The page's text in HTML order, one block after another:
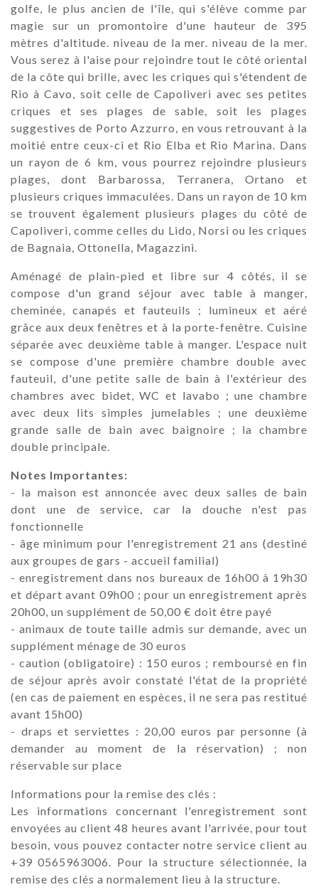
golfe, le plus ancien de l'île, qui s'élève comme par
magie sur un promontoire d'une hauteur de 395
mètres d'altitude. niveau de la mer. niveau de la mer.
Vous serez à l'aise pour rejoindre tout le côté oriental
de la côte qui brille, avec les criques qui s'étendent de
Rio à Cavo, soit celle de Capoliveri avec ses petites
criques et ses plages de sable, soit les plages
suggestives de Porto Azzurro, en vous retrouvant à la
moitié entre ceux-ci et Rio Elba et Rio Marina. Dans
un rayon de 6 km, vous pourrez rejoindre plusieurs
plages, dont Barbarossa, Terranera, Ortano et
plusieurs criques immaculées. Dans un rayon de 10 km
se trouvent également plusieurs plages du côté de
Capoliveri, comme celles du Lido, Norsi ou les criques
de Bagnaia, Ottonella, Magazzini.
Aménagé de plain-pied et libre sur 4 côtés, il se
compose d'un grand séjour avec table à manger,
cheminée, canapés et fauteuils ; lumineux et aéré
grâce aux deux fenêtres et à la porte-fenêtre. Cuisine
séparée avec deuxième table à manger. L'espace nuit
se compose d'une première chambre double avec
fauteuil, d'une petite salle de bain à l'extérieur des
chambres avec bidet, WC et lavabo ; une chambre
avec deux lits simples jumelables ; une deuxième
grande salle de bain avec baignoire ; la chambre
double principale.
Notes Importantes:
- la maison est annoncée avec deux salles de bain
dont une de service, car la douche n'est pas
fonctionnelle
- âge minimum pour l'enregistrement 21 ans (destiné
aux groupes de gars - accueil familial)
- enregistrement dans nos bureaux de 16h00 à 19h30
et départ avant 09h00 ; pour un enregistrement après
20h00, un supplément de 50,00 € doit être payé
- animaux de toute taille admis sur demande, avec un
supplément ménage de 30 euros
- caution (obligatoire) : 150 euros ; remboursé en fin
de séjour après avoir constaté l'état de la propriété
(en cas de paiement en espèces, il ne sera pas restitué
avant 15h00)
- draps et serviettes : 20,00 euros par personne (à
demander au moment de la réservation) ; non
réservable sur place
Informations pour la remise des clés :
Les informations concernant l'enregistrement sont
envoyées au client 48 heures avant l'arrivée, pour tout
besoin, vous pouvez contacter notre service client au
+39 0565963006. Pour la structure sélectionnée, la
remise des clés a normalement lieu à la structure.